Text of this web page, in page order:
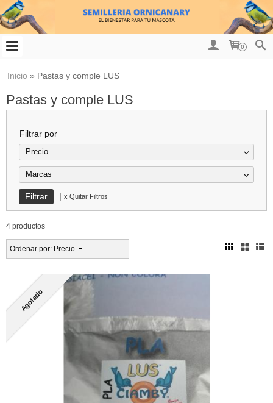
0
Inicio » Pastas y comple LUS
Pastas y comple LUS
Filtrar por
Precio
Marcas
| x Quitar Filtros
4 productos
Ordenar por: Precio
Agotado